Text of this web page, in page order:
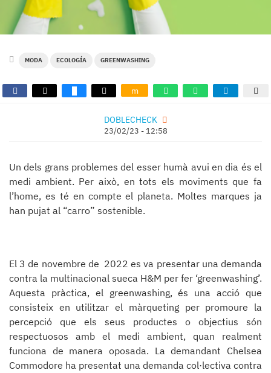
MODA ECOLOGÍA GREENWASHING
m
DOBLECHECK
23/02/23 - 12:58
Un dels grans problemes del esser humà avui en dia és el
medi ambient. Per això, en tots els moviments que fa
l’home, es té en compte el planeta. Moltes marques ja
han pujat al “carro” sostenible.
El 3 de novembre de 2022 es va presentar una demanda
contra la multinacional sueca H&M per fer ‘greenwashing’.
Aquesta pràctica, el greenwashing, és una acció que
consisteix en utilitzar el màrqueting per promoure la
percepció que els seus productes o objectius són
respectuosos amb el medi ambient, quan realment
funciona de manera oposada. La demandant Chelsea
Commodore ha presentat una demanda col·lectiva contra